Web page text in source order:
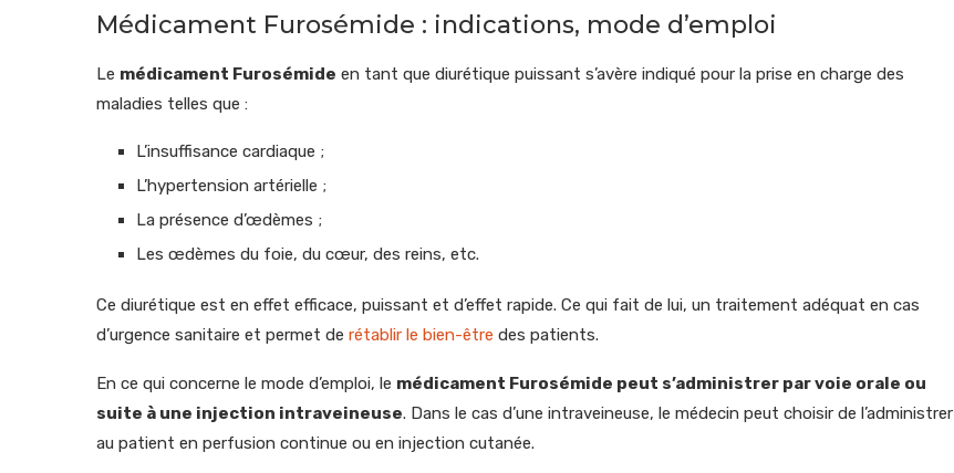
Médicament Furosémide : indications, mode d’emploi
Le médicament Furosémide en tant que diurétique puissant s’avère indiqué pour la prise en charge des
maladies telles que :
L’insuffisance cardiaque ;
L’hypertension artérielle ;
La présence d’œdèmes ;
Les œdèmes du foie, du cœur, des reins, etc.
Ce diurétique est en effet efficace, puissant et d’effet rapide. Ce qui fait de lui, un traitement adéquat en cas
d’urgence sanitaire et permet de rétablir le bien-être des patients.
En ce qui concerne le mode d’emploi, le médicament Furosémide peut s’administrer par voie orale ou
suite à une injection intraveineuse. Dans le cas d’une intraveineuse, le médecin peut choisir de l’administrer
au patient en perfusion continue ou en injection cutanée.